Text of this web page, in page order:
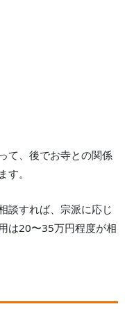
て、後でお寺との関係
。
談すれば、宗派に応じ
は20〜35万円程度が相